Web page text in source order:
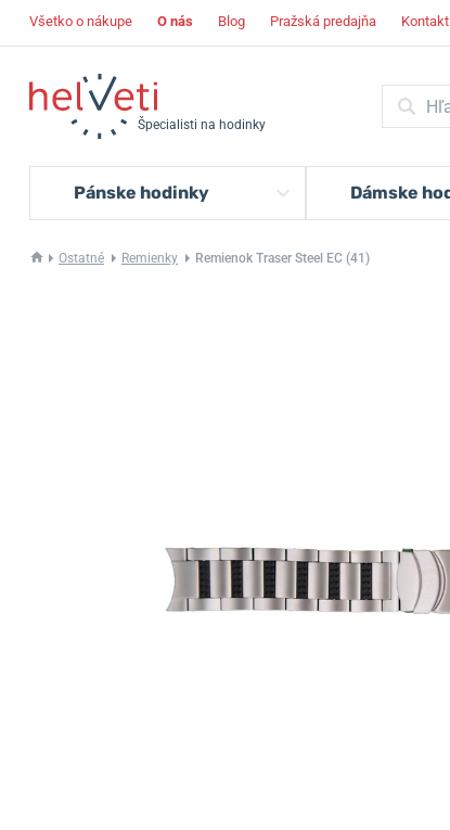
Všetko o nákupe O nás Blog Pražská predajňa Kontakt
Špecialisti na hodinky
Pánske hodinky Dámske
Ostatné Remienky Remienok Traser Steel EC (41)